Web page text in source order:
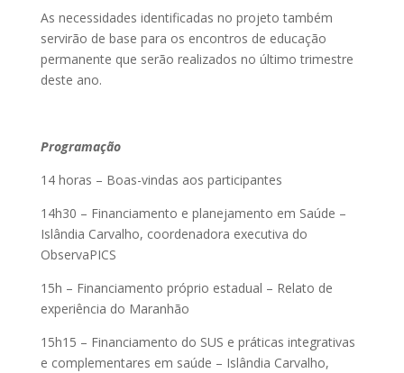
As necessidades identificadas no projeto também
servirão de base para os encontros de educação
permanente que serão realizados no último trimestre
deste ano.
Programação
14 horas – Boas-vindas aos participantes
14h30 – Financiamento e planejamento em Saúde –
Islândia Carvalho, coordenadora executiva do
ObservaPICS
15h – Financiamento próprio estadual – Relato de
experiência do Maranhão
15h15 – Financiamento do SUS e práticas integrativas
e complementares em saúde – Islândia Carvalho,